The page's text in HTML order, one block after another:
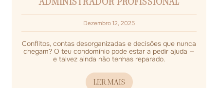
Dezembro 12, 2025
Conflitos, contas desorganizadas e decisões que nunca
chegam? O teu condomínio pode estar a pedir ajuda —
e talvez ainda não tenhas reparado.
LER MAIS